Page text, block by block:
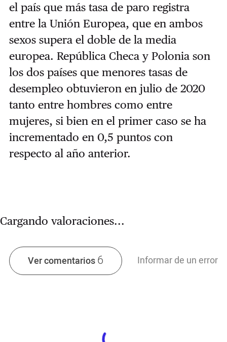
el país que más tasa de paro registra
entre la Unión Europea, que en ambos
sexos supera el doble de la media
europea. República Checa y Polonia son
los dos países que menores tasas de
desempleo obtuvieron en julio de 2020
tanto entre hombres como entre
mujeres, si bien en el primer caso se ha
incrementado en 0,5 puntos con
respecto al año anterior.
Cargando valoraciones...
Ver comentarios6 Informar de un error